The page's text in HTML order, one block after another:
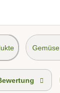
Gemüse